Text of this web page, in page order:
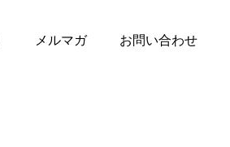
メルマガ お問い合わせ